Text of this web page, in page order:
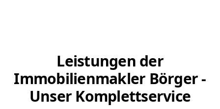
Leistungen der
Immobilienmakler Börger -
Unser Komplettservice